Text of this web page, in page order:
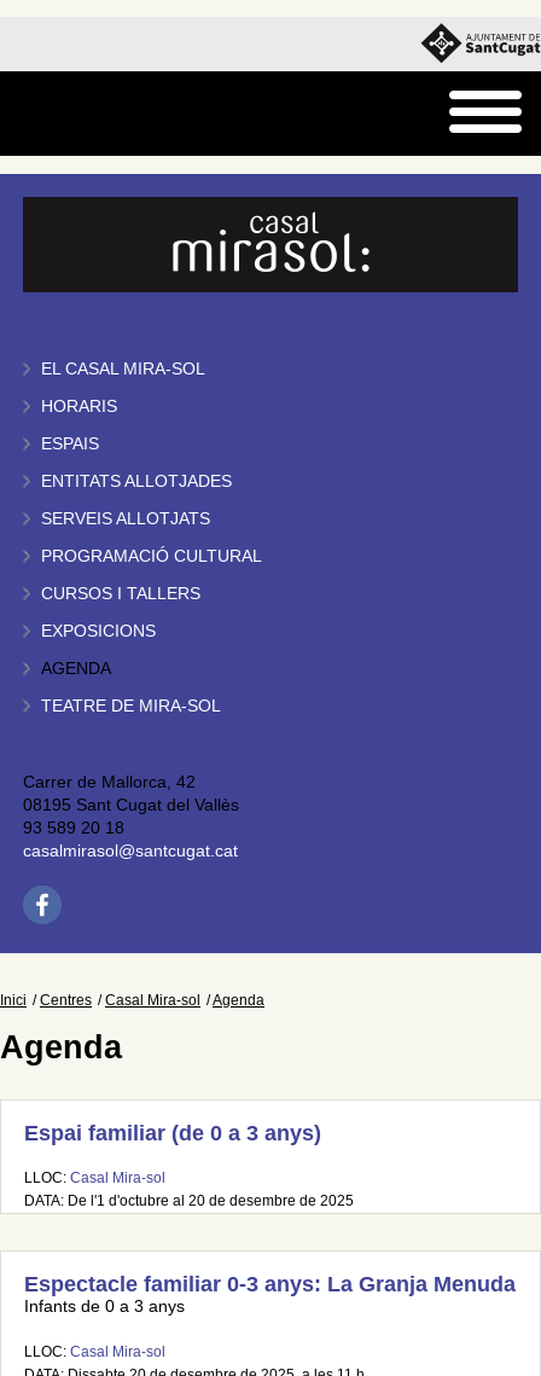
EL CASAL MIRA-SOL
HORARIS
ESPAIS
ENTITATS ALLOTJADES
SERVEIS ALLOTJATS
PROGRAMACIÓ CULTURAL
CURSOS I TALLERS
EXPOSICIONS
AGENDA
TEATRE DE MIRA-SOL
Carrer de Mallorca, 42
08195 Sant Cugat del Vallès
93 589 20 18
casalmirasol@santcugat.cat
Inici Centres Casal Mira-sol Agenda
Agenda
Espai familiar (de 0 a 3 anys)
LLOC: Casal Mira-sol
DATA: De l'1 d'octubre al 20 de desembre de 2025
Espectacle familiar 0-3 anys: La Granja Menuda
Infants de 0 a 3 anys
LLOC: Casal Mira-sol